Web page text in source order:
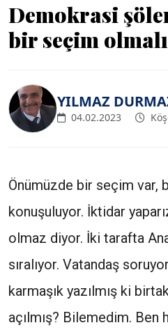
Demokrasi
bir seçim olmalı
YILMAZ
04.02.2023
Önümüzde bir seçim var,
konuşuluyor. İktidar
olmaz diyor. İki tarafta
sıralıyor. Vatandaş
karmaşık yazılmış ki
açılmış? Bilemedim. Ben